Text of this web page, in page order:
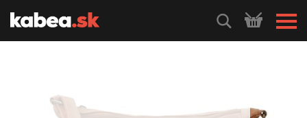
HLEDEJ